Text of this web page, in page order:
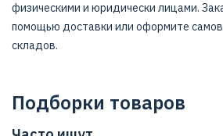
физическими и юридически лицами.
помощью доставки или оформите
складов.
Подборки товаров